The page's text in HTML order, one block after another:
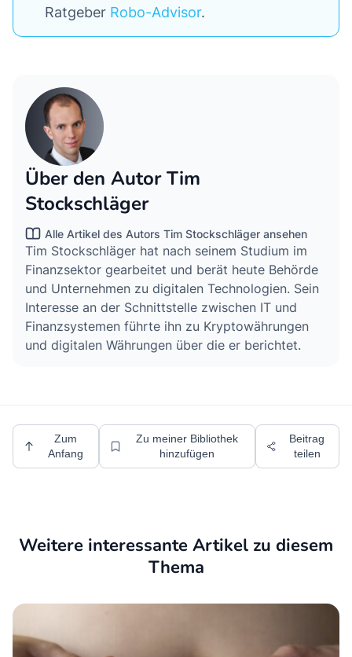
Ratgeber Robo-Advisor.
Über den Autor Tim
Stockschläger
Alle Artikel des Autors Tim Stockschläger ansehen
Tim Stockschläger hat nach seinem Studium im
Finanzsektor gearbeitet und berät heute Behörde
und Unternehmen zu digitalen Technologien. Sein
Interesse an der Schnittstelle zwischen IT und
Finanzsystemen führte ihn zu Kryptowährungen
und digitalen Währungen über die er berichtet.
Zum
Anfang
Zu meiner Bibliothek
hinzufügen
Beitrag
teilen
Weitere interessante Artikel zu diesem
Thema